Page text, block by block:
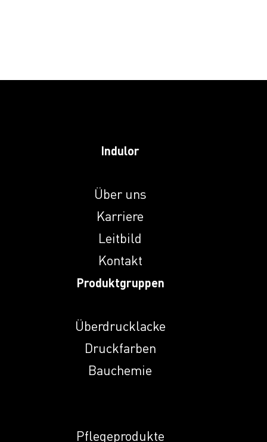
Induprint PAC 266
Induprint PAC 307
Induprint PAC 308
Induprint PAC 317
Indulor
Über uns
Karriere
Leitbild
Kontakt
Produktgruppen
Überdrucklacke
Druckfarben
Bauchemie
Pflegeprodukte